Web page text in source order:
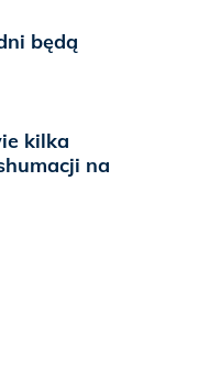
będą
kilka
na